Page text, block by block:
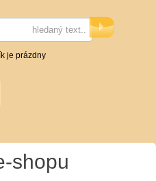
je prázdny
shopu